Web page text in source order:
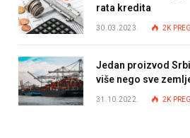
rata kredita
30.03.2023. 2K
Jedan proizvod
više nego sve
31.10.2022. 2K